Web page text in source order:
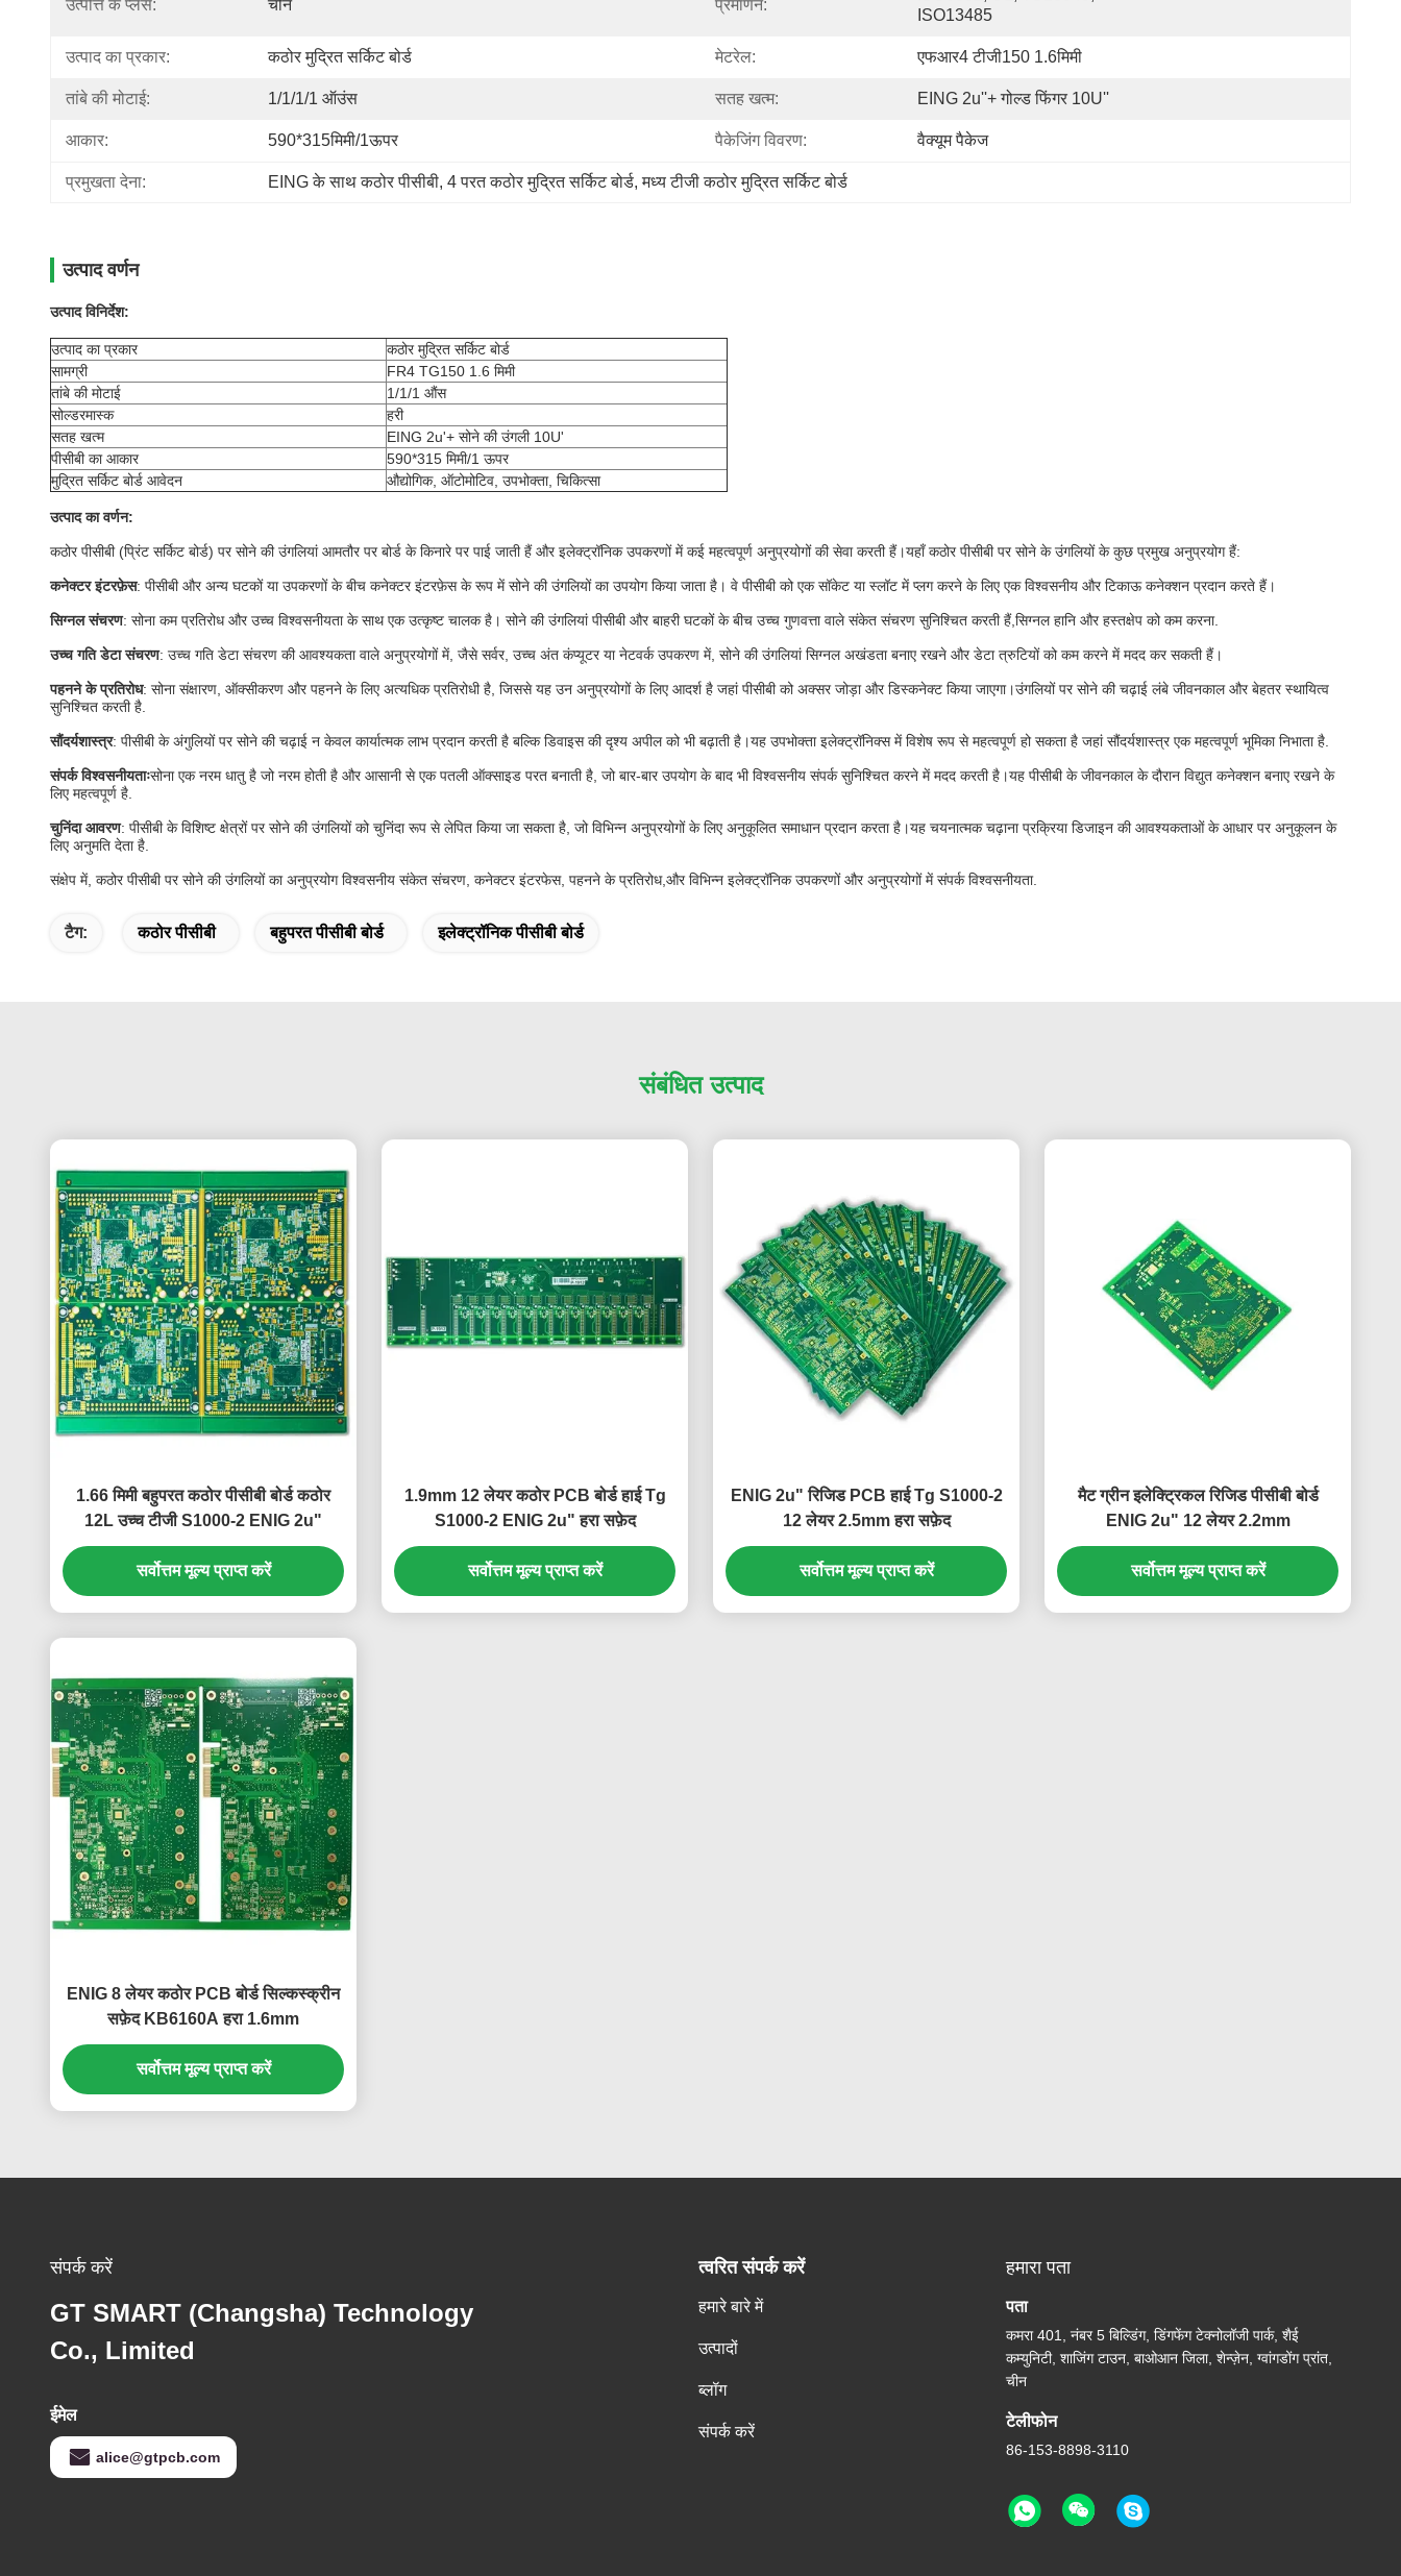
उत्पत्ति के प्लेस: चीन प्रमाणन:
ISO13485
उत्पाद का प्रकार: कठोर मुद्रित सर्किट बोर्ड मेटरेल: एफआर4 टीजी150 1.6मिमी
तांबे की मोटाई: 1/1/1/1 ऑउंस सतह खत्म: EING 2u''+ गोल्ड फिंगर 10U''
आकार: 590*315मिमी/1ऊपर पैकेजिंग विवरण: वैक्यूम पैकेज
प्रमुखता देना: EING के साथ कठोर पीसीबी, 4 परत कठोर मुद्रित सर्किट बोर्ड, मध्य टीजी कठोर मुद्रित सर्किट बोर्ड
उत्पाद वर्णन
उत्पाद विनिर्देश:
उत्पाद का प्रकार
कठोर मुद्रित सर्किट बोर्ड
सामग्री
FR4 TG150 1.6 मिमी
तांबे की मोटाई
1/1/1 औंस
सोल्डरमास्क
हरी
सतह खत्म
EING 2u'+ सोने की उंगली 10U'
पीसीबी का आकार
590*315 मिमी/1 ऊपर
मुद्रित सर्किट बोर्ड आवेदन
औद्योगिक, ऑटोमोटिव, उपभोक्ता, चिकित्सा
उत्पाद का वर्णन:
कठोर पीसीबी (प्रिंट सर्किट बोर्ड) पर सोने की उंगलियां आमतौर पर बोर्ड के किनारे पर पाई जाती हैं और इलेक्ट्रॉनिक उपकरणों में कई महत्वपूर्ण अनुप्रयोगों की सेवा करती हैं।यहाँ कठोर पीसीबी पर सोने के उंगलियों के कुछ प्रमुख अनुप्रयोग हैं:
कनेक्टर इंटरफ़ेस: पीसीबी और अन्य घटकों या उपकरणों के बीच कनेक्टर इंटरफ़ेस के रूप में सोने की उंगलियों का उपयोग किया जाता है। वे पीसीबी को एक सॉकेट या स्लॉट में प्लग करने के लिए एक विश्वसनीय और टिकाऊ कनेक्शन प्रदान करते हैं।
सिग्नल संचरण: सोना कम प्रतिरोध और उच्च विश्वसनीयता के साथ एक उत्कृष्ट चालक है। सोने की उंगलियां पीसीबी और बाहरी घटकों के बीच उच्च गुणवत्ता वाले संकेत संचरण सुनिश्चित करती हैं,सिग्नल हानि और हस्तक्षेप को कम करना.
उच्च गति डेटा संचरण: उच्च गति डेटा संचरण की आवश्यकता वाले अनुप्रयोगों में, जैसे सर्वर, उच्च अंत कंप्यूटर या नेटवर्क उपकरण में, सोने की उंगलियां सिग्नल अखंडता बनाए रखने और डेटा त्रुटियों को कम करने में मदद कर सकती हैं।
पहनने के प्रतिरोध: सोना संक्षारण, ऑक्सीकरण और पहनने के लिए अत्यधिक प्रतिरोधी है, जिससे यह उन अनुप्रयोगों के लिए आदर्श है जहां पीसीबी को अक्सर जोड़ा और डिस्कनेक्ट किया जाएगा।उंगलियों पर सोने की चढ़ाई लंबे जीवनकाल और बेहतर स्थायित्व
सुनिश्चित करती है.
सौंदर्यशास्त्र: पीसीबी के अंगुलियों पर सोने की चढ़ाई न केवल कार्यात्मक लाभ प्रदान करती है बल्कि डिवाइस की दृश्य अपील को भी बढ़ाती है।यह उपभोक्ता इलेक्ट्रॉनिक्स में विशेष रूप से महत्वपूर्ण हो सकता है जहां सौंदर्यशास्त्र एक महत्वपूर्ण भूमिका निभाता है.
संपर्क विश्वसनीयताःसोना एक नरम धातु है जो नरम होती है और आसानी से एक पतली ऑक्साइड परत बनाती है, जो बार-बार उपयोग के बाद भी विश्वसनीय संपर्क सुनिश्चित करने में मदद करती है।यह पीसीबी के जीवनकाल के दौरान विद्युत कनेक्शन बनाए रखने के
लिए महत्वपूर्ण है.
चुनिंदा आवरण: पीसीबी के विशिष्ट क्षेत्रों पर सोने की उंगलियों को चुनिंदा रूप से लेपित किया जा सकता है, जो विभिन्न अनुप्रयोगों के लिए अनुकूलित समाधान प्रदान करता है।यह चयनात्मक चढ़ाना प्रक्रिया डिजाइन की आवश्यकताओं के आधार पर अनुकूलन के
लिए अनुमति देता है.
संक्षेप में, कठोर पीसीबी पर सोने की उंगलियों का अनुप्रयोग विश्वसनीय संकेत संचरण, कनेक्टर इंटरफेस, पहनने के प्रतिरोध,और विभिन्न इलेक्ट्रॉनिक उपकरणों और अनुप्रयोगों में संपर्क विश्वसनीयता.
टैग: कठोर पीसीबी बहुपरत पीसीबी बोर्ड इलेक्ट्रॉनिक पीसीबी बोर्ड
संबंधित उत्पाद
1.66 मिमी बहुपरत कठोर पीसीबी बोर्ड कठोर
12L उच्च टीजी S1000-2 ENIG 2u"
सर्वोत्तम मूल्य प्राप्त करें
1.9mm 12 लेयर कठोर PCB बोर्ड हाई Tg
S1000-2 ENIG 2u" हरा सफ़ेद
सर्वोत्तम मूल्य प्राप्त करें
ENIG 2u" रिजिड PCB हाई Tg S1000-2
12 लेयर 2.5mm हरा सफ़ेद
सर्वोत्तम मूल्य प्राप्त करें
मैट ग्रीन इलेक्ट्रिकल रिजिड पीसीबी बोर्ड
ENIG 2u" 12 लेयर 2.2mm
सर्वोत्तम मूल्य प्राप्त करें
ENIG 8 लेयर कठोर PCB बोर्ड सिल्कस्क्रीन
सफ़ेद KB6160A हरा 1.6mm
सर्वोत्तम मूल्य प्राप्त करें
संपर्क करें
GT SMART (Changsha) Technology
Co., Limited
ईमेल
alice@gtpcb.com
त्वरित संपर्क करें
हमारे बारे में
उत्पादों
ब्लॉग
संपर्क करें
हमारा पता
पता
कमरा 401, नंबर 5 बिल्डिंग, डिंगफेंग टेक्नोलॉजी पार्क, शैई
कम्युनिटी, शाजिंग टाउन, बाओआन जिला, शेन्ज़ेन, ग्वांगडोंग प्रांत,
चीन
टेलीफोन
86-153-8898-3110